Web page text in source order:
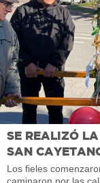
SE REALIZÓ
SAN
Los fieles